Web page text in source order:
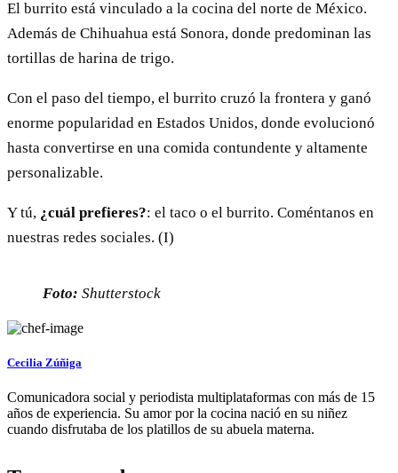
El burrito está vinculado a la cocina del norte de México.
Además de Chihuahua está Sonora, donde predominan las
tortillas de harina de trigo.
Con el paso del tiempo, el burrito cruzó la frontera y ganó
enorme popularidad en Estados Unidos, donde evolucionó
hasta convertirse en una comida contundente y altamente
personalizable.
Y tú, ¿cuál prefieres?: el taco o el burrito. Coméntanos en
nuestras redes sociales. (I)
Foto: Shutterstock
Cecilia Zúñiga
Comunicadora social y periodista multiplataformas con más de 15
años de experiencia. Su amor por la cocina nació en su niñez
cuando disfrutaba de los platillos de su abuela materna.